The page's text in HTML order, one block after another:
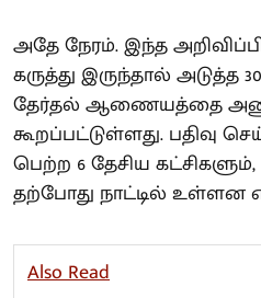
அதே நேரம். இந்த
கருத்து இருந்தால் அடுத்த
தேர்தல் ஆணையத்தை
கூறப்பட்டுள்ளது. பதிவு
பெற்ற 6 தேசிய கட்சிகளும்,
தற்போது நாட்டில் உள்ளன
Also Read